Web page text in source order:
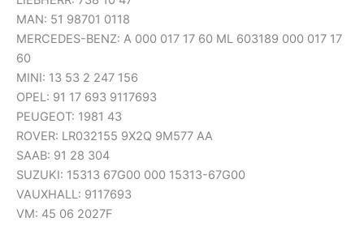
MAN: 51 98701 0118
MERCEDES-BENZ: A 000 017 17 60 ML 603189 000 017 17
60
MINI: 13 53 2 247 156
OPEL: 91 17 693 9117693
PEUGEOT: 1981 43
ROVER: LR032155 9X2Q 9M577 AA
SAAB: 91 28 304
SUZUKI: 15313 67G00 000 15313-67G00
VAUXHALL: 9117693
VM: 45 06 2027F